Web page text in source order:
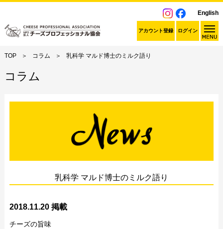
English
アカウント登録 ログイン
TOP コラム 乳科学 マルド博士のミルク語り
コラム
乳科学 マルド博士のミルク語り
2018.11.20 掲載
チーズの旨味